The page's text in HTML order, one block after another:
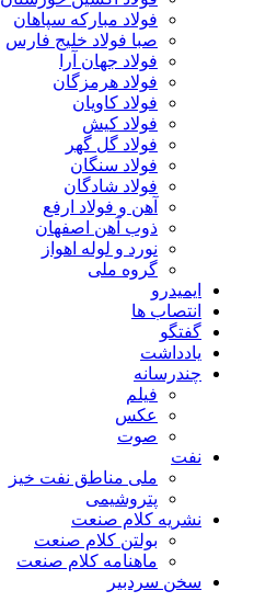
فولاد مبارکه سپاهان
صبا فولاد خلیج فارس
فولاد جهان آرا
فولاد هرمزگان
فولاد کاویان
فولاد کیش
فولاد گل گهر
فولاد سنگان
فولاد شادگان
آهن و فولاد ارفع
ذوب آهن اصفهان
نورد و لوله اهواز
گروه ملی
ایمیدرو
انتصاب ها
گفتگو
یادداشت
چندرسانه
فیلم
عکس
صوت
نفت
ملی مناطق نفت خیز
پتروشیمی
نشریه کلام صنعت
بولتن کلام صنعت
ماهنامه کلام صنعت
سخن سردبیر